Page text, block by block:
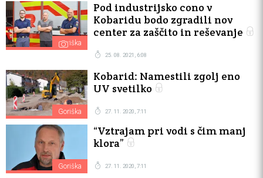
Goriška
Pod industrijsko cono v
Kobaridu bodo zgradili nov
center za zaščito in reševanje
25. 08. 2021, 6:08
Goriška
Kobarid: Namestili zgolj eno
UV svetilko
27. 11. 2020, 7:11
Goriška
“Vztrajam pri vodi s čim manj
klora”
27. 11. 2020, 7:11